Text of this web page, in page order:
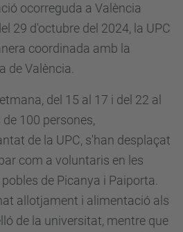
ocorreguda a València
29 d'octubre del 2024, la UPC
coordinada amb la
de València.
del 15 al 17 i del 22 al
100 persones,
de la UPC, s'han desplaçat
com a voluntaris en les
de Picanya i Paiporta.
allotjament i alimentació als
de la universitat, mentre que